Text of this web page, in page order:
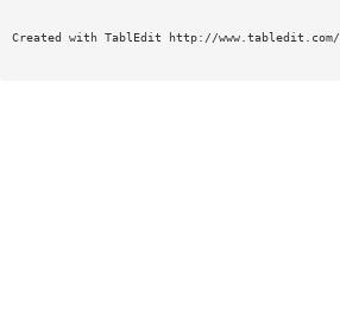
Created with TablEdit http://www.tabledit.com/